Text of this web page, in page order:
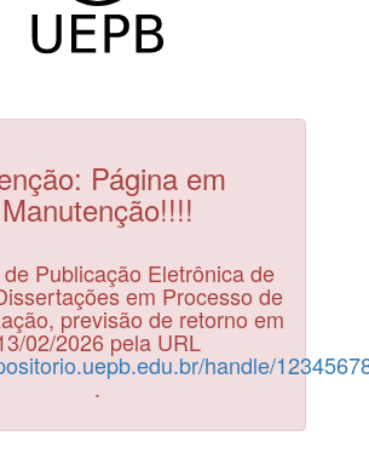
Página em
Manutenção!!!!
Publicação Eletrônica de
em Processo de
previsão de retorno em
02/2026 pela URL
handle/
.